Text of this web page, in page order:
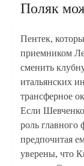
Поляк
Пентек,
приемником
сменить
итальянских
трансферное
Если
роль главного
предпочитая
уверены, что